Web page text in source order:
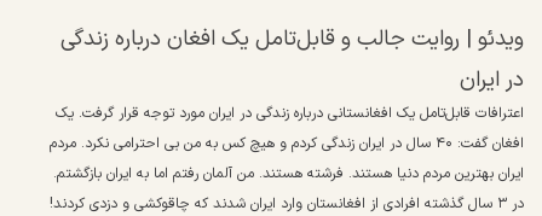
ویدئو | روایت جالب و قابل‌تامل یک افغان درباره زندگی
در ایران
اعترافات قابل‌تامل یک افغانستانی درباره زندگی در ایران مورد توجه قرار گرفت. یک
افغان گفت: ۴۰ سال در ایران زندگی کردم و هیچ کس به من بی احترامی نکرد. مردم
ایران بهترین مردم دنیا هستند. فرشته هستند. من آلمان رفتم اما به ایران بازگشتم.
در ۳ سال گذشته افرادی از افغانستان وارد ایران شدند که چاقوکشی و دزدی کردند!